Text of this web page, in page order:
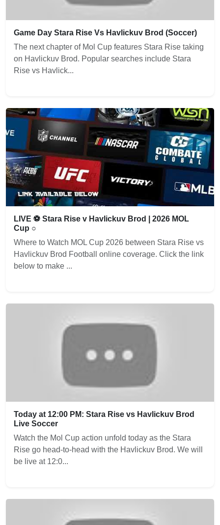
Game Day Stara Rise Vs Havlickuv Brod (Soccer)
The next chapter of Mol Cup features Stara Rise taking
on Havlickuv Brod. Popular searches include Stara
Rise vs Havlick...
LIVE ⚽ Stara Rise v Havlickuv Brod | 2026 MOL
Cup ○
Where to Watch MOL Cup 2026 between Stara Rise vs
Havlickuv Brod Football online coverage. Click the link
below to make ...
Today at 12:00 PM: Stara Rise vs Havlickuv Brod
Live Soccer
Watch the Mol Cup action unfold today as the Stara
Rise go head-to-head with the Havlickuv Brod. We will
be live at 12:0...